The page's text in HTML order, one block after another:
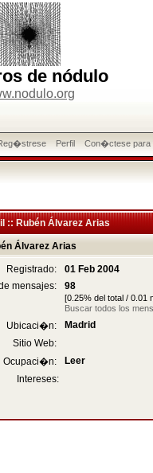
de nódulo
Perfil Con�ctese para
:: Rubén Álvarez Arias
Álvarez Arias
Registrado:
01 Feb 2004
mensajes:
98
[0.25% del total /
Buscar todos los
Ubicaci�n:
Madrid
Sitio Web:
Ocupaci�n:
Leer
Intereses: